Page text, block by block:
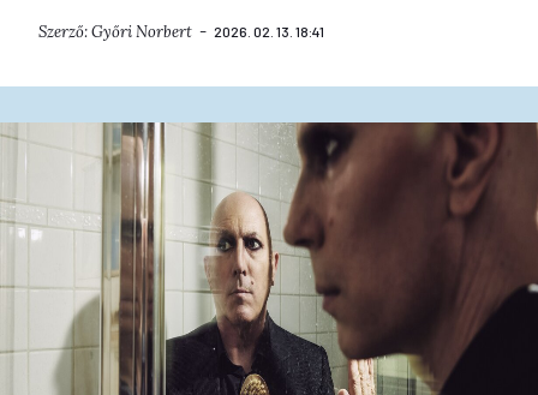
Szerző:Győri Norbert 2026. 02. 13. 18:41